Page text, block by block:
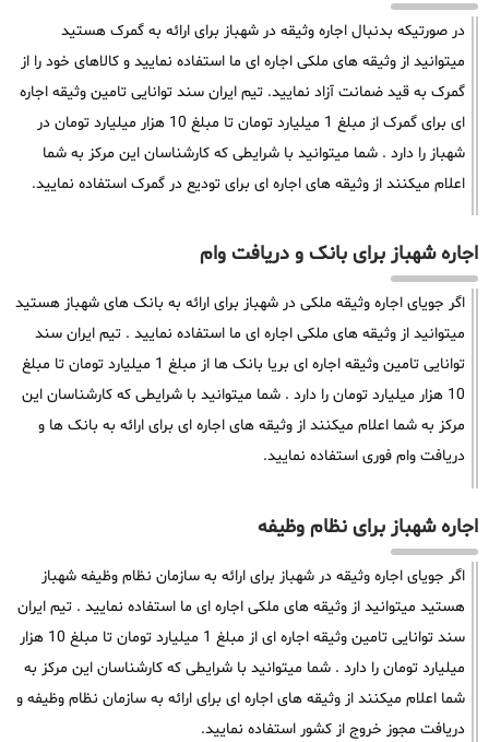
در صورتیکه بدنبال اجاره وثیقه در شهباز برای ارائه به گمرک هستید
میتوانید از وثیقه های ملکی اجاره ای ما استفاده نمایید و کالاهای خود را از
گمرک به قید ضمانت آزاد نمایید. تیم ایران سند توانایی تامین وثیقه اجاره
ای برای گمرک از مبلغ 1 میلیارد تومان تا مبلغ 10 هزار میلیارد تومان در
شهباز را دارد . شما میتوانید با شرایطی که کارشناسان این مرکز به شما
اعلام میکنند از وثیقه های اجاره ای برای تودیع در گمرک استفاده نمایید.
اجاره شهباز برای بانک و دریافت وام
اگر جویای اجاره وثیقه ملکی در شهباز برای ارائه به بانک های شهباز هستید
میتوانید از وثیقه های ملکی اجاره ای ما استفاده نمایید . تیم ایران سند
توانایی تامین وثیقه اجاره ای بریا بانک ها از مبلغ 1 میلیارد تومان تا مبلغ
10 هزار میلیارد تومان را دارد . شما میتوانید با شرایطی که کارشناسان این
مرکز به شما اعلام میکنند از وثیقه های اجاره ای برای ارائه به بانک ها و
دریافت وام فوری استفاده نمایید.
اجاره شهباز برای نظام وظیفه
اگر جویای اجاره وثیقه در شهباز برای ارائه به سازمان نظام وظیفه شهباز
هستید میتوانید از وثیقه های ملکی اجاره ای ما استفاده نمایید . تیم ایران
سند توانایی تامین وثیقه اجاره ای از مبلغ 1 میلیارد تومان تا مبلغ 10 هزار
میلیارد تومان را دارد . شما میتوانید با شرایطی که کارشناسان این مرکز به
شما اعلام میکنند از وثیقه های اجاره ای برای ارائه به سازمان نظام وظیفه و
دریافت مجوز خروج از کشور استفاده نمایید.